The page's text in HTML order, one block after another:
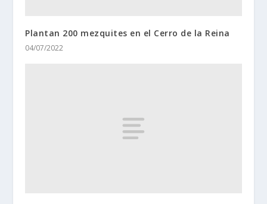
Plantan 200 mezquites en el Cerro de la Reina
04/07/2022